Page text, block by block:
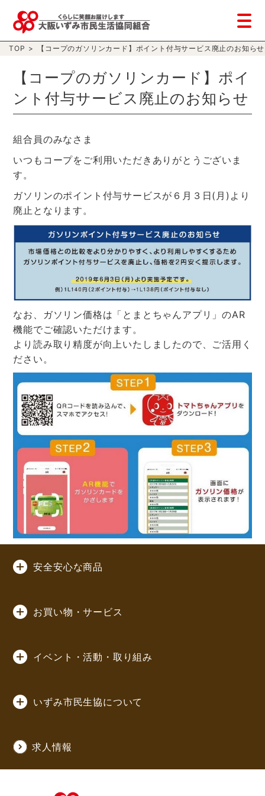
TOP > 【コープのガソリンカード】ポイント付与サービス廃止のお知らせ
【コープのガソリンカード】ポイ
ント付与サービス廃止のお知らせ
組合員のみなさま
いつもコープをご利用いただきありがとうございま
す。
ガソリンのポイント付与サービスが６月３日(月)より
廃止となります。
なお、ガソリン価格は「とまとちゃんアプリ」のAR
機能でご確認いただけます。
より読み取り精度が向上いたしましたので、ご活用く
ださい。
安全安心な商品
お買い物・サービス
イベント・活動・取り組み
いずみ市民生協について
求人情報